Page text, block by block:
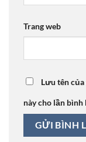
Trang web
Lưu tên
này cho lần